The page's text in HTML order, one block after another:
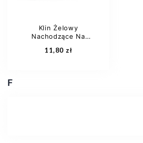
F
Dodaj do koszyka
Klin Żelowy
Nachodzące Na
11,80 zł